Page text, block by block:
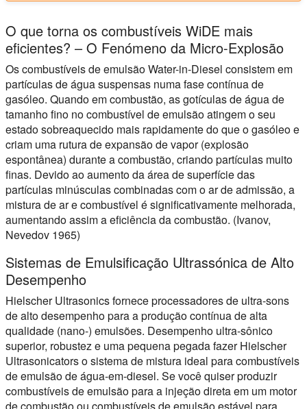
O que torna os combustíveis WiDE mais
eficientes? – O Fenómeno da Micro-Explosão
Os combustíveis de emulsão Water-in-Diesel consistem em
partículas de água suspensas numa fase contínua de
gasóleo. Quando em combustão, as gotículas de água de
tamanho fino no combustível de emulsão atingem o seu
estado sobreaquecido mais rapidamente do que o gasóleo e
criam uma rutura de expansão de vapor (explosão
espontânea) durante a combustão, criando partículas muito
finas. Devido ao aumento da área de superfície das
partículas minúsculas combinadas com o ar de admissão, a
mistura de ar e combustível é significativamente melhorada,
aumentando assim a eficiência da combustão. (Ivanov,
Nevedov 1965)
Sistemas de Emulsificação Ultrassónica de Alto
Desempenho
Hielscher Ultrasonics fornece processadores de ultra-sons
de alto desempenho para a produção contínua de alta
qualidade (nano-) emulsões. Desempenho ultra-sônico
superior, robustez e uma pequena pegada fazer Hielscher
Ultrasonicators o sistema de mistura ideal para combustíveis
de emulsão de água-em-diesel. Se você quiser produzir
combustíveis de emulsão para a injeção direta em um motor